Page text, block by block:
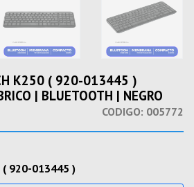
K250 ( 920-013445 )
| BLUETOOTH | NEGRO
CODIGO: 005772
( 920-013445 )